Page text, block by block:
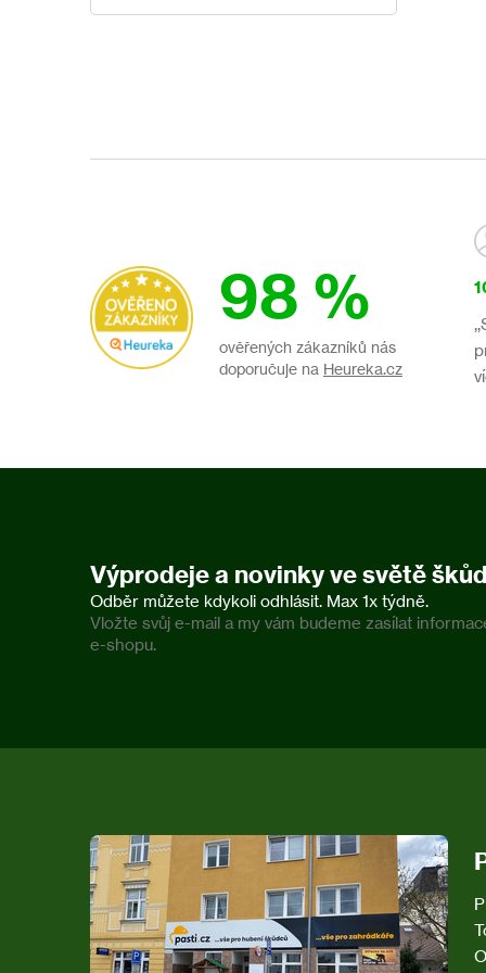
98 %
ověřených zákazníků nás
doporučuje na Heureka.cz
Výprodeje a novinky ve světě
Vložte svůj e-mail a my vám budeme zasílat
e-shopu.